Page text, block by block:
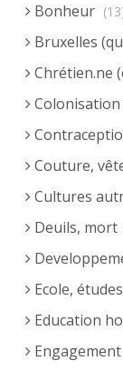
Bonheur
Bruxelles
Chrétien.ne
Colonisation
Couture,
Cultures
Deuils, mort
Ecole, études
Education